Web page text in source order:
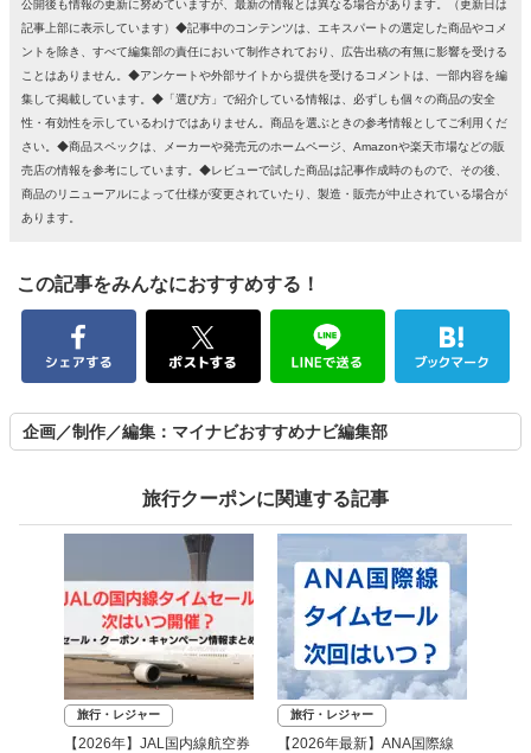
公開後も情報の更新に努めていますが、最新の情報とは異なる場合があります。（更新日は
記事上部に表示しています）◆記事中のコンテンツは、エキスパートの選定した商品やコメ
ントを除き、すべて編集部の責任において制作されており、広告出稿の有無に影響を受ける
ことはありません。◆アンケートや外部サイトから提供を受けるコメントは、一部内容を編
集して掲載しています。◆「選び方」で紹介している情報は、必ずしも個々の商品の安全
性・有効性を示しているわけではありません。商品を選ぶときの参考情報としてご利用くだ
さい。◆商品スペックは、メーカーや発売元のホームページ、Amazonや楽天市場などの販
売店の情報を参考にしています。◆レビューで試した商品は記事作成時のもので、その後、
商品のリニューアルによって仕様が変更されていたり、製造・販売が中止されている場合が
あります。
この記事をみんなにおすすめする！
企画／制作／編集：マイナビおすすめナビ編集部
旅行クーポンに関連する記事
旅行・レジャー
【2026年】JAL国内線航空券
旅行・レジャー
【2026年最新】ANA国際線